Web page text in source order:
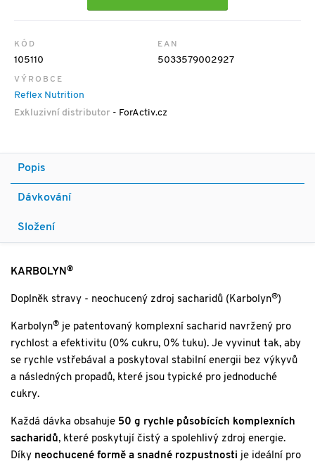
KÓD
105110
EAN
5033579002927
VÝROBCE
Reflex Nutrition
Exkluzivní distributor - ForActiv.cz
Popis
Dávkování
Složení
KARBOLYN®
Doplněk stravy - neochucený zdroj sacharidů (Karbolyn®)
Karbolyn® je patentovaný komplexní sacharid navržený pro
rychlost a efektivitu (0% cukru, 0% tuku). Je vyvinut tak, aby
se rychle vstřebával a poskytoval stabilní energii bez výkyvů
a následných propadů, které jsou typické pro jednoduché
cukry.
Každá dávka obsahuje 50 g rychle působících komplexních
sacharidů, které poskytují čistý a spolehlivý zdroj energie.
Díky neochucené formě a snadné rozpustnosti je ideální pro